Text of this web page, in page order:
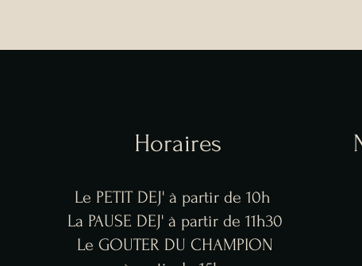
Horaires
Le PETIT DEJ' à partir de 10h
La PAUSE DEJ' à partir de 11h30
Le GOUTER DU CHAMPION